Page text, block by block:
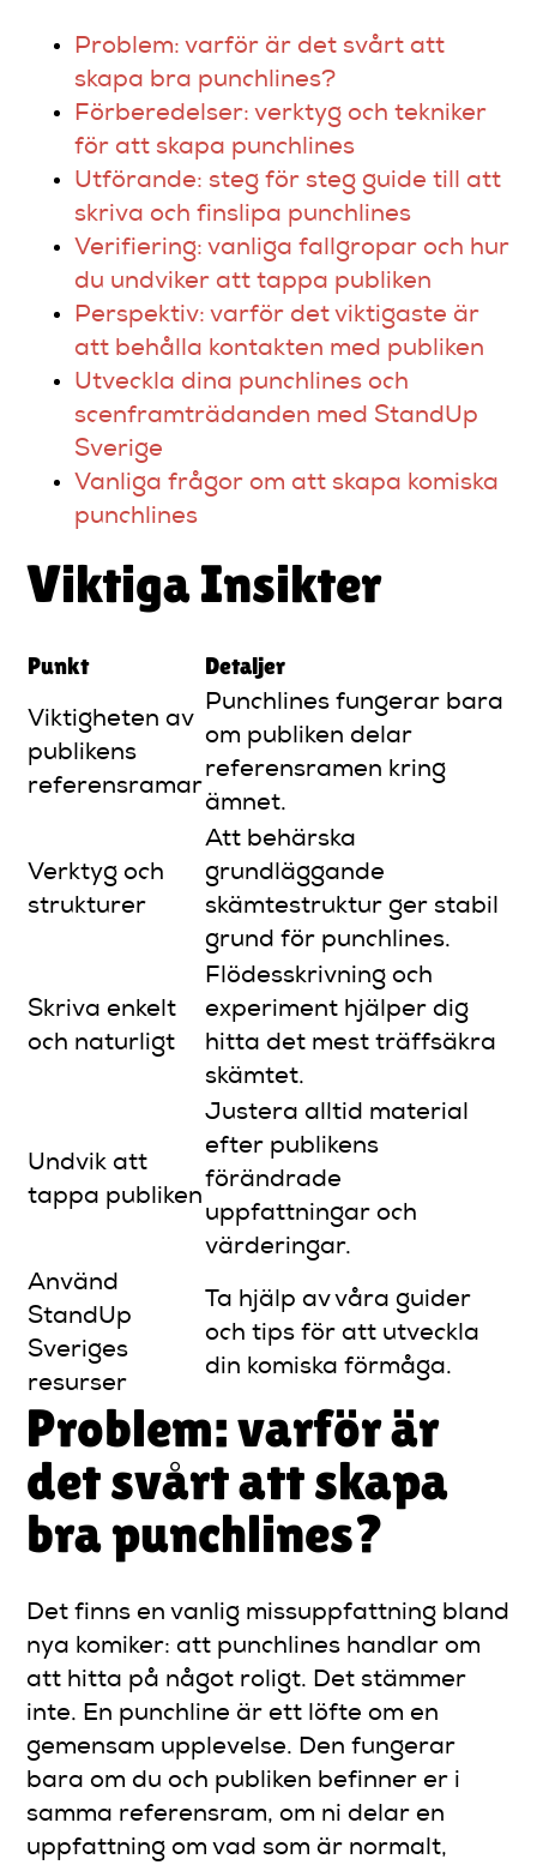
Problem: varför är det svårt att
skapa bra punchlines?
Förberedelser: verktyg och tekniker
för att skapa punchlines
Utförande: steg för steg guide till att
skriva och finslipa punchlines
Verifiering: vanliga fallgropar och hur
du undviker att tappa publiken
Perspektiv: varför det viktigaste är
att behålla kontakten med publiken
Utveckla dina punchlines och
scenframträdanden med StandUp
Sverige
Vanliga frågor om att skapa komiska
punchlines
Viktiga Insikter
Punkt Detaljer
Viktigheten av
publikens
referensramar
Punchlines fungerar bara
om publiken delar
referensramen kring
ämnet.
Verktyg och
strukturer
Att behärska
grundläggande
skämtestruktur ger stabil
grund för punchlines.
Skriva enkelt
och naturligt
Flödesskrivning och
experiment hjälper dig
hitta det mest träffsäkra
skämtet.
Undvik att
tappa publiken
Justera alltid material
efter publikens
förändrade
uppfattningar och
värderingar.
Använd
StandUp
Sveriges
resurser
Ta hjälp av våra guider
och tips för att utveckla
din komiska förmåga.
Problem: varför är
det svårt att skapa
bra punchlines?
Det finns en vanlig missuppfattning bland
nya komiker: att punchlines handlar om
att hitta på något roligt. Det stämmer
inte. En punchline är ett löfte om en
gemensam upplevelse. Den fungerar
bara om du och publiken befinner er i
samma referensram, om ni delar en
uppfattning om vad som är normalt,